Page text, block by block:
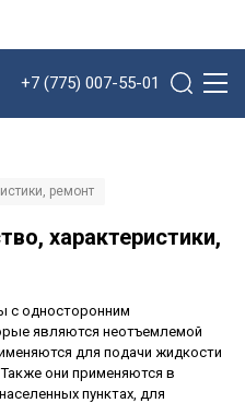
+7 (775) 007-55-01
ремонт
характеристики,
с односторонним
являются неотъемлемой
для подачи жидкости
они применяются в
пунктах, для